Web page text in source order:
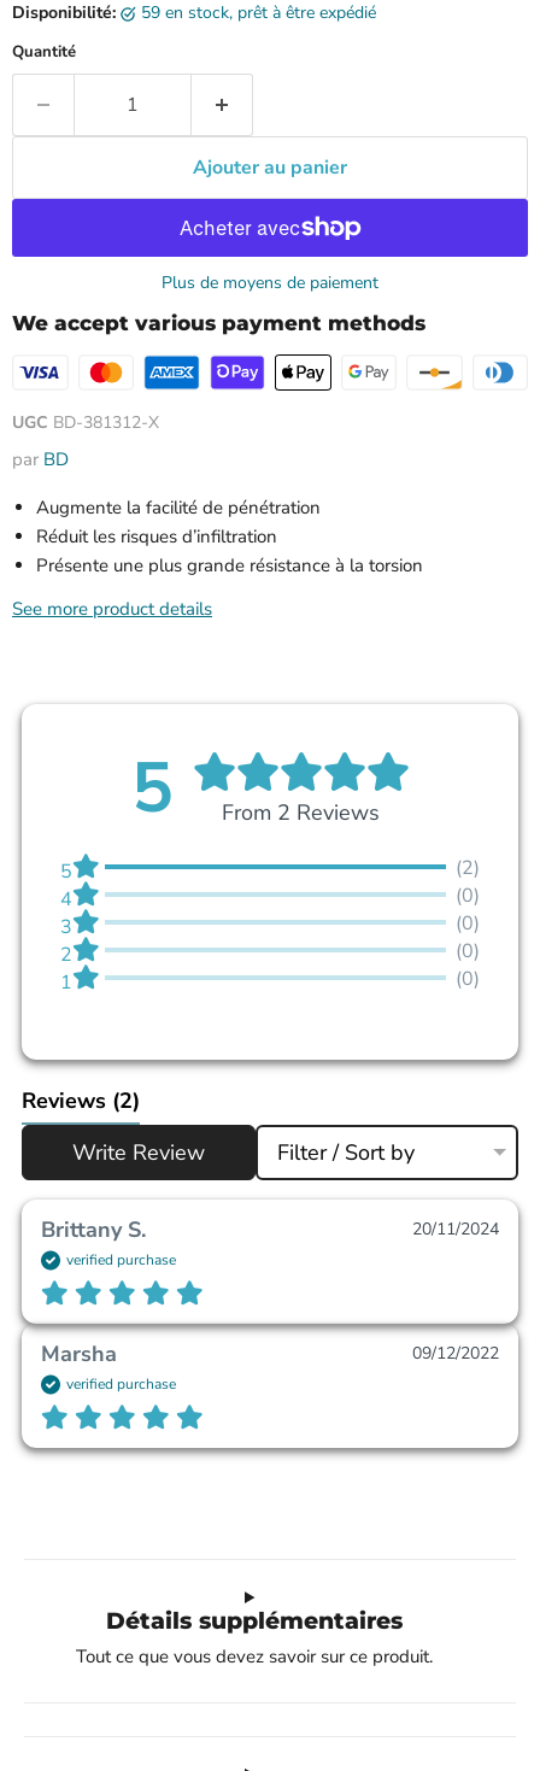
Disponibilité: 59 en stock, prêt à être expédié
Quantité
Ajouter au panier
Plus de moyens de paiement
We accept various payment methods
UGC BD-381312-X
par BD
Augmente la facilité de pénétration
Réduit les risques d’infiltration
Présente une plus grande résistance à la torsion
See more product details
5 From 2 Reviews
5
(2)
4
(0)
3
(0)
2
(0)
1
(0)
Reviews (2)
Write Review
Filter / Sort by
Brittany S. 20/11/2024
verified purchase
Marsha 09/12/2022
verified purchase
Détails supplémentaires
Tout ce que vous devez savoir sur ce produit.